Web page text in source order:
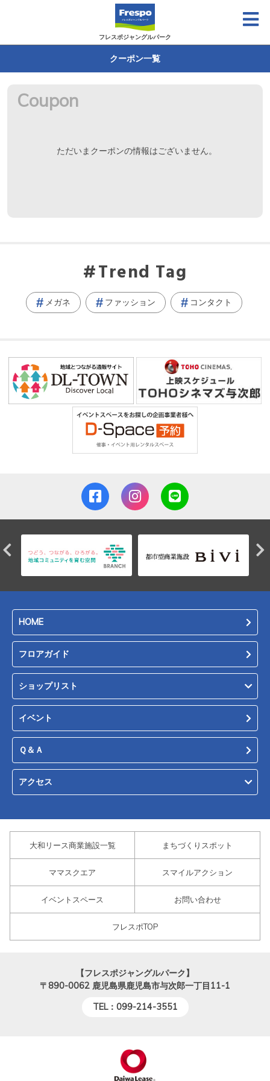
フレスポジャングルパーク
クーポン一覧
Coupon
ただいまクーポンの情報はございません。
Trend Tag
メガネ ファッション コンタクト
HOME
フロアガイド
ショップリスト
イベント
Ｑ＆Ａ
アクセス
大和リース商業施設一覧 まちづくりスポット
ママスクエア スマイルアクション
イベントスペース お問い合わせ
フレスポTOP
【フレスポジャングルパーク】
〒890-0062 鹿児島県鹿児島市与次郎一丁目11-1
TEL：099-214-3551